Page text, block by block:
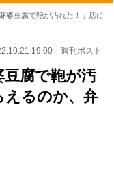
婆豆腐で鞄が汚れた！」店に
19:00 週刊ポスト
豆腐で鞄が汚
えるのか、弁